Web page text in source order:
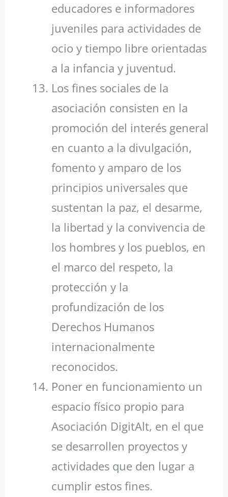
educadores e informadores
juveniles para actividades de
ocio y tiempo libre orientadas
a la infancia y juventud.
Los fines sociales de la
asociación consisten en la
promoción del interés general
en cuanto a la divulgación,
fomento y amparo de los
principios universales que
sustentan la paz, el desarme,
la libertad y la convivencia de
los hombres y los pueblos, en
el marco del respeto, la
protección y la
profundización de los
Derechos Humanos
internacionalmente
reconocidos.
Poner en funcionamiento un
espacio físico propio para
Asociación DigitAlt, en el que
se desarrollen proyectos y
actividades que den lugar a
cumplir estos fines.